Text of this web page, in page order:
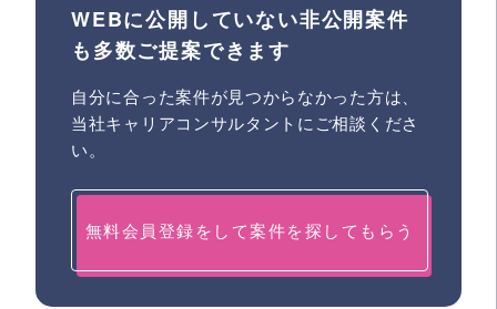
WEBに公開していない非公開案件
も多数ご提案できます
自分に合った案件が見つからなかった方は、
当社キャリアコンサルタントにご相談くださ
い。
無料会員登録をして案件を探してもらう